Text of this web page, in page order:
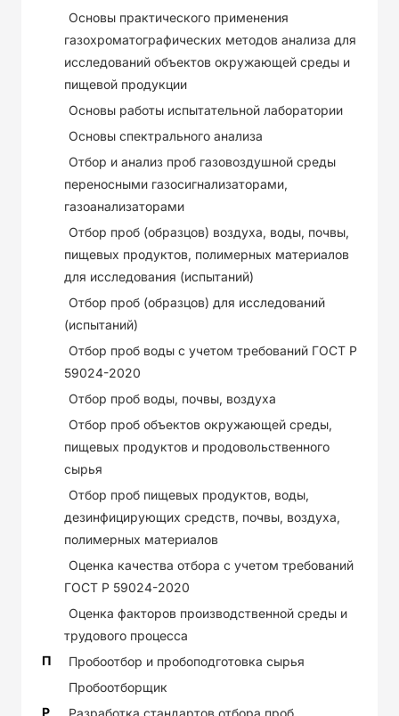
Основы практического применения
газохроматографических методов анализа для
исследований объектов окружающей среды и
пищевой продукции
Основы работы испытательной лаборатории
Основы спектрального анализа
Отбор и анализ проб газовоздушной среды
переносными газосигнализаторами,
газоанализаторами
Отбор проб (образцов) воздуха, воды, почвы,
пищевых продуктов, полимерных материалов
для исследования (испытаний)
Отбор проб (образцов) для исследований
(испытаний)
Отбор проб воды с учетом требований ГОСТ Р
59024-2020
Отбор проб воды, почвы, воздуха
Отбор проб объектов окружающей среды,
пищевых продуктов и продовольственного
сырья
Отбор проб пищевых продуктов, воды,
дезинфицирующих средств, почвы, воздуха,
полимерных материалов
Оценка качества отбора с учетом требований
ГОСТ Р 59024-2020
Оценка факторов производственной среды и
трудового процесса
П
Пробоотбор и пробоподготовка сырья
Пробоотборщик
Р
Разработка стандартов отбора проб